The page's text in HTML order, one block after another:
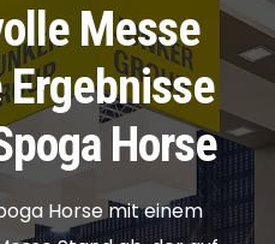
Messe
Horse
Horse mit einem